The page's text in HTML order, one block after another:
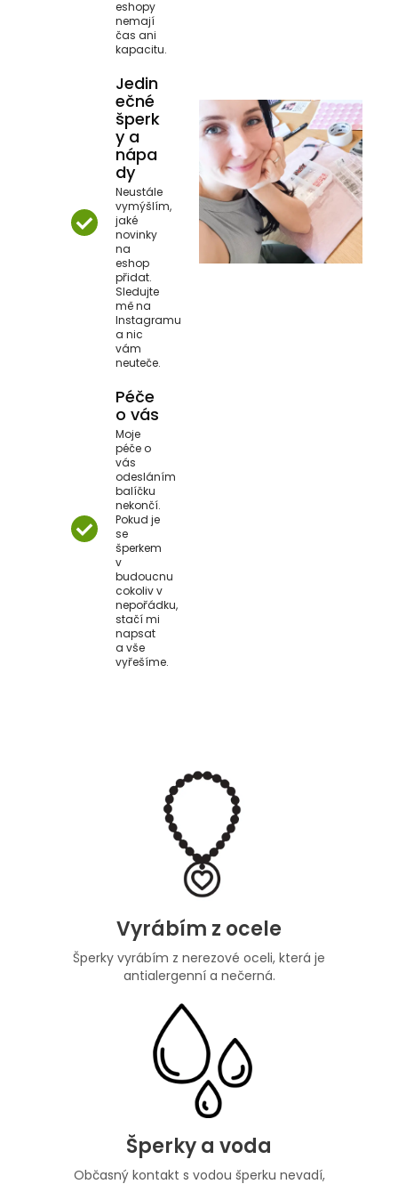
eshopy
nemají
čas ani
kapacitu.
Jedin
ečné
šperk
y a
nápa
dy
Neustále
vymýšlím,
jaké
novinky
na
eshop
přidat.
Sledujte
mě na
Instagramu
a nic
vám
neuteče.
Péče
o vás
Moje
péče o
vás
odesláním
balíčku
nekončí.
Pokud je
se
šperkem
v
budoucnu
cokoliv v
nepořádku,
stačí mi
napsat
a vše
vyřešíme.
Vyrábím z ocele
Šperky vyrábím z nerezové oceli, která je
antialergenní a nečerná.
Šperky a voda
Občasný kontakt s vodou šperku nevadí,